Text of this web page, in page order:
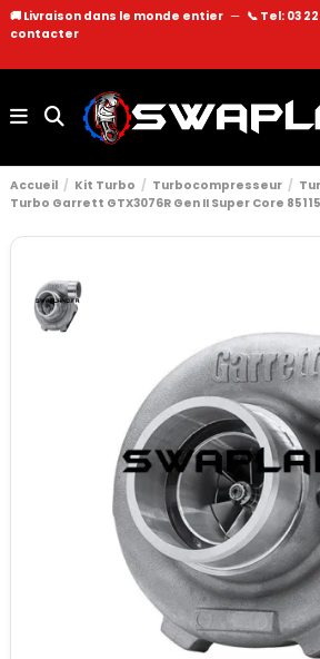
🚚 Livraison dans le monde entier — 📞 Tel: 03
contacter
Accueil Kit Turbo Turbocompresseur
Turbo Garrett GTX3076R Gen II Super Core